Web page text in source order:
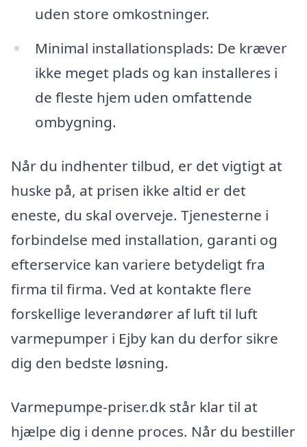
uden store omkostninger.
Minimal installationsplads: De kræver
ikke meget plads og kan installeres i
de fleste hjem uden omfattende
ombygning.
Når du indhenter tilbud, er det vigtigt at
huske på, at prisen ikke altid er det
eneste, du skal overveje. Tjenesterne i
forbindelse med installation, garanti og
efterservice kan variere betydeligt fra
firma til firma. Ved at kontakte flere
forskellige leverandører af luft til luft
varmepumper i Ejby kan du derfor sikre
dig den bedste løsning.
Varmepumpe-priser.dk står klar til at
hjælpe dig i denne proces. Når du bestiller